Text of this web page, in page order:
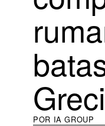
POR IA GROUP